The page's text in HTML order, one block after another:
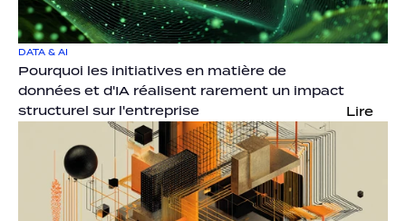
DATA & AI
Pourquoi les initiatives en matière de
données et d'IA réalisent rarement un impact
structurel sur l'entreprise
Lire